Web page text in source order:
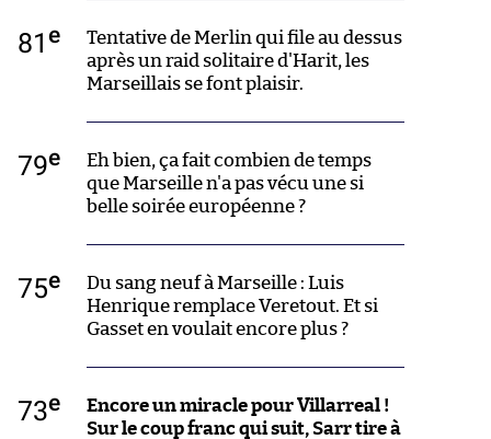
81 e
Tentative de Merlin qui file au dessus
après un raid solitaire d'Harit, les
Marseillais se font plaisir.
79e
Eh bien, ça fait combien de temps
que Marseille n'a pas vécu une si
belle soirée européenne ?
75e
Du sang neuf à Marseille : Luis
Henrique remplace Veretout. Et si
Gasset en voulait encore plus ?
73e
Encore un miracle pour Villarreal !
Sur le coup franc qui suit, Sarr tire à